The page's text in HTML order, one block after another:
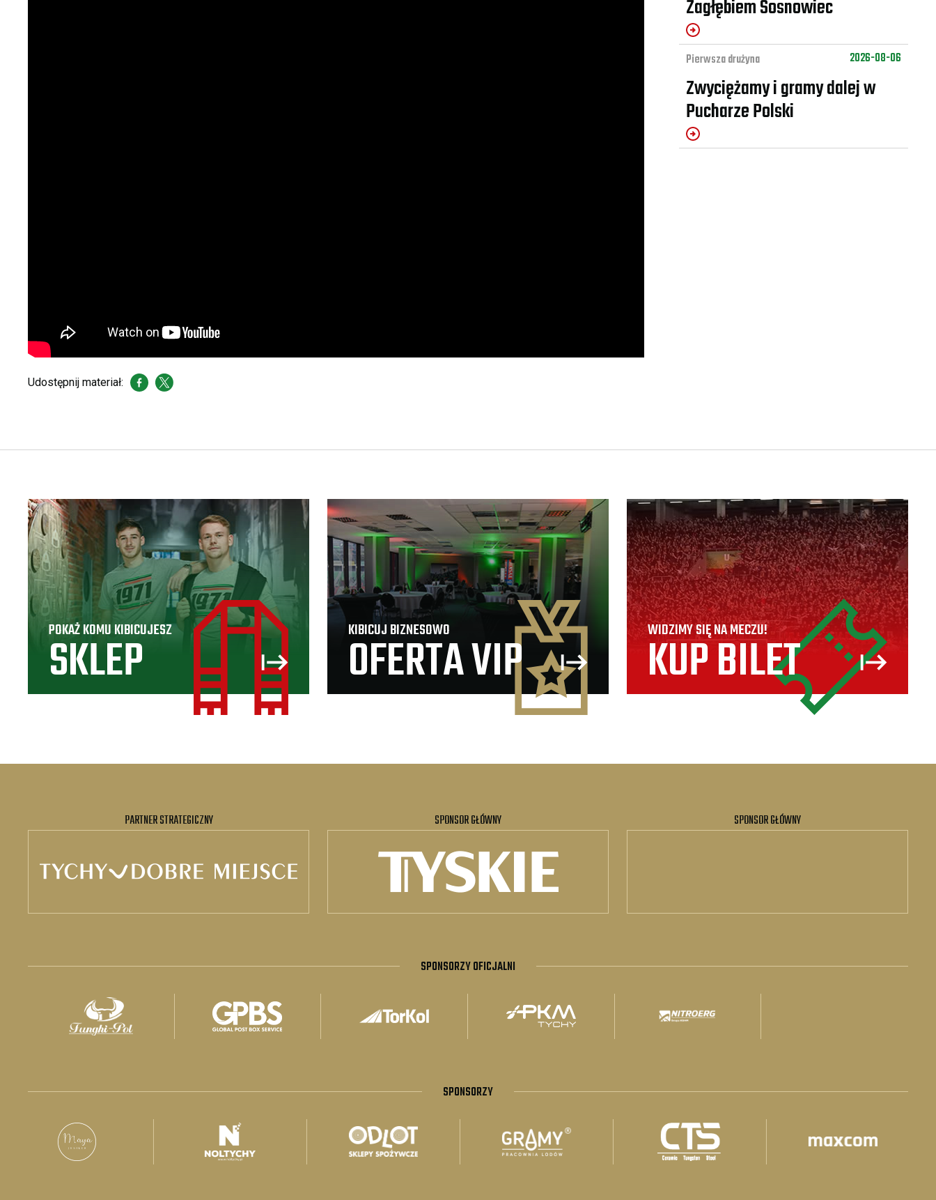
Udostępnij materiał:
Zagłębiem Sosnowiec
Pierwsza drużyna 2026-08-06
Zwyciężamy i gramy dalej w
Pucharze Polski
POKAŻ KOMU KIBICUJESZ
SKLEP KIBICUJ BIZNESOWO
OFERTA VIP WIDZIMY SIĘ NA MECZU!
KUP BILET
PARTNER STRATEGICZNY SPONSOR GŁÓWNY SPONSOR GŁÓWNY
SPONSORZY OFICJALNI
SPONSORZY